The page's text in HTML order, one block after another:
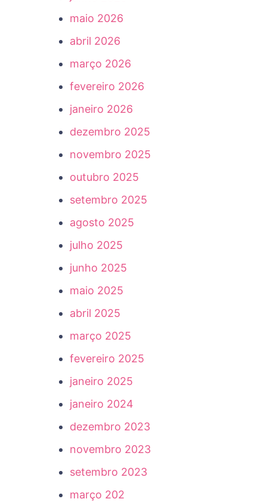
maio 2026
abril 2026
março 2026
fevereiro 2026
janeiro 2026
dezembro 2025
novembro 2025
outubro 2025
setembro 2025
agosto 2025
julho 2025
junho 2025
maio 2025
abril 2025
março 2025
fevereiro 2025
janeiro 2025
janeiro 2024
dezembro 2023
novembro 2023
setembro 2023
março 202